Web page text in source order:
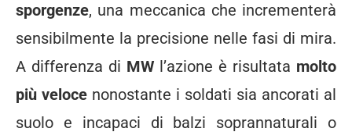
sporgenze, una meccanica che incrementerà
sensibilmente la precisione nelle fasi di mira.
A differenza di MW l’azione è risultata molto
più veloce nonostante i soldati sia ancorati al
suolo e incapaci di balzi soprannaturali o